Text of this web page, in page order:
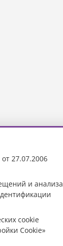
27.07.2006
и анализа
cookie
Cookie»